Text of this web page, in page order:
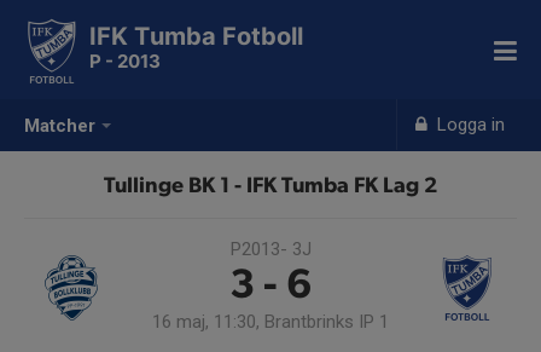
Matcher Logga in
IFK Tumba Fotboll
P - 2013
Tullinge BK 1 - IFK Tumba FK Lag 2
P2013- 3J
3 - 6
16 maj, 11:30, Brantbrinks IP 1